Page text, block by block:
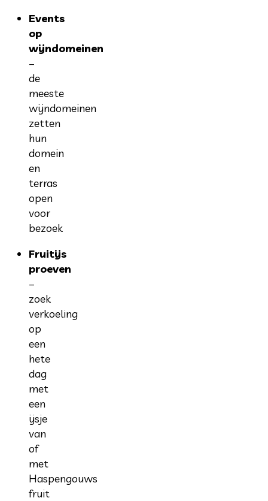
Events
op
wijndomeinen
–
de
meeste
wijndomeinen
zetten
hun
domein
en
terras
open
voor
bezoek
Fruitijs
proeven
–
zoek
verkoeling
op
een
hete
dag
met
een
ijsje
van
of
met
Haspengouws
fruit